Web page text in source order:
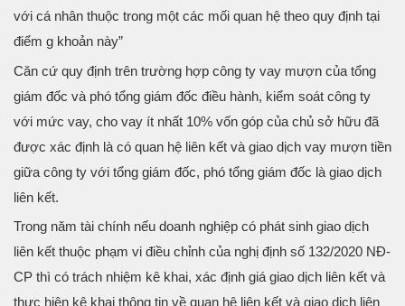
với cá nhân thuộc trong một các mối quan hệ theo quy định tại
điểm g khoản này”
Căn cứ quy định trên trường hợp công ty vay mượn của tổng
giám đốc và phó tổng giám đốc điều hành, kiểm soát công ty
với mức vay, cho vay ít nhất 10% vốn góp của chủ sở hữu đã
được xác định là có quan hệ liên kết và giao dịch vay mượn tiền
giữa công ty với tổng giám đốc, phó tổng giám đốc là giao dịch
liên kết.
Trong năm tài chính nếu doanh nghiệp có phát sinh giao dịch
liên kết thuộc phạm vi điều chỉnh của nghị định số 132/2020 NĐ-
CP thì có trách nhiệm kê khai, xác định giá giao dịch liên kết và
thực hiện kê khai thông tin về quan hệ liên kết và giao dịch liên